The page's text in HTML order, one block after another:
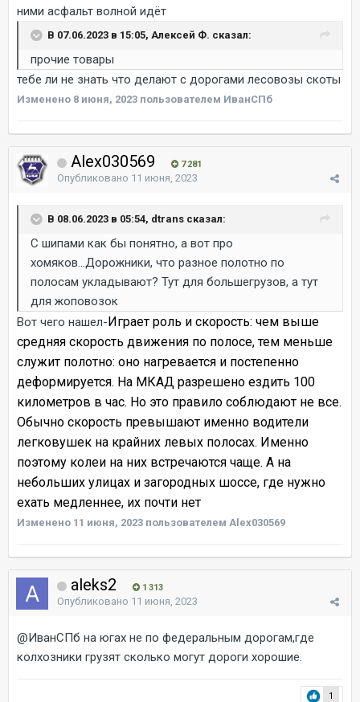
ними асфальт волной идёт
В 07.06.2023 в 15:05, Алексей Ф. сказал:
прочие товары
тебе ли не знать что делают с дорогами лесовозы скоты
Изменено 8 июня, 2023 пользователем ИванСПб
Alex030569 7 281
Опубликовано 11 июня, 2023
В 08.06.2023 в 05:54, dtrans сказал:
С шипами как бы понятно, а вот про
хомяков...Дорожники, что разное полотно по
полосам укладывают? Тут для большегрузов, а тут
для жоповозок
Вот чего нашел-Играет роль и скорость: чем выше
средняя скорость движения по полосе, тем меньше
служит полотно: оно нагревается и постепенно
деформируется. На МКАД разрешено ездить 100
километров в час. Но это правило соблюдают не все.
Обычно скорость превышают именно водители
легковушек на крайних левых полосах. Именно
поэтому колеи на них встречаются чаще. А на
небольших улицах и загородных шоссе, где нужно
ехать медленнее, их почти нет
Изменено 11 июня, 2023 пользователем Alex030569
aleks2 1 313
Опубликовано 11 июня, 2023
@ИванСПб на югах не по федеральным дорогам,где
колхозники грузят сколько могут дороги хорошие.
1